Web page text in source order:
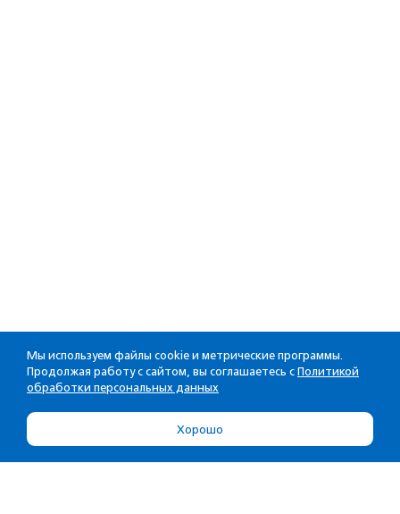
Мы используем файлы cookie и метрические программы.
Продолжая работу с сайтом, вы соглашаетесь с Политикой
обработки персональных данных
Хорошо